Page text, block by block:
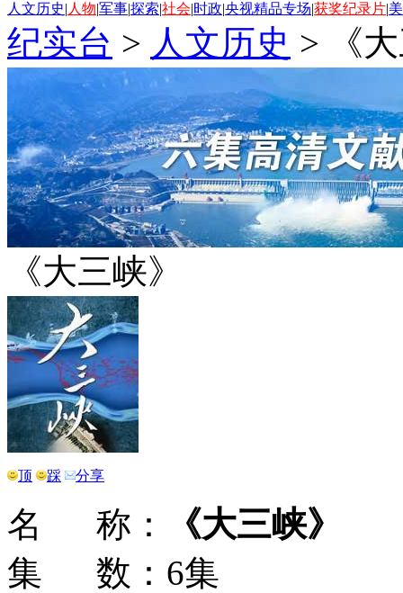
人文历史| 人物|军事|探索|社会|时政|央视精品专场|获奖纪录片|
纪实台 > 人文历史 > 《
《大三峡》
顶 踩 分享
名 称：
《大三峡》
集 数：6集